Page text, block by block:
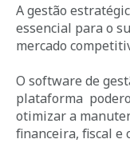
A gestão
essencial para o
mercado
O software de
plataforma
otimizar a
financeira, fiscal e